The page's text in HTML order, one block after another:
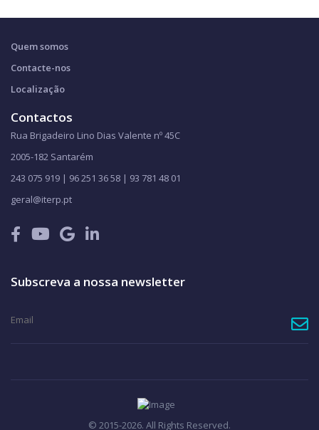
Quem somos
Contacte-nos
Localização
Contactos
Rua Brigadeiro Lino Dias Valente nº 45C
2005-182 Santarém
243 075 919 | 96 251 36 58 | 93 781 48 01
geral@iterp.pt
Subscreva a nossa newsletter
© 2015-2026. All Rights Reserved.